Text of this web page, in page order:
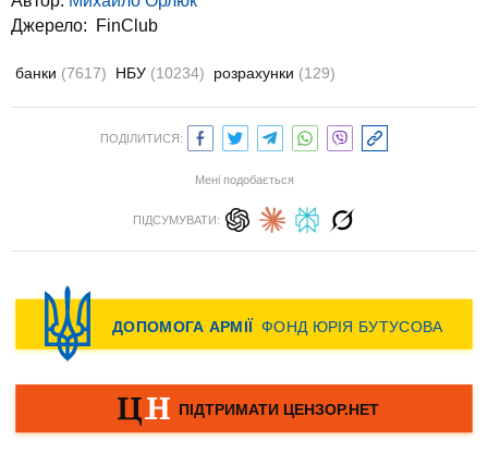
Джерело:
FinClub
банки (7617) НБУ (10234) розрахунки (129)
ПОДІЛИТИСЯ:
Мені подобається
ПІДСУМУВАТИ: